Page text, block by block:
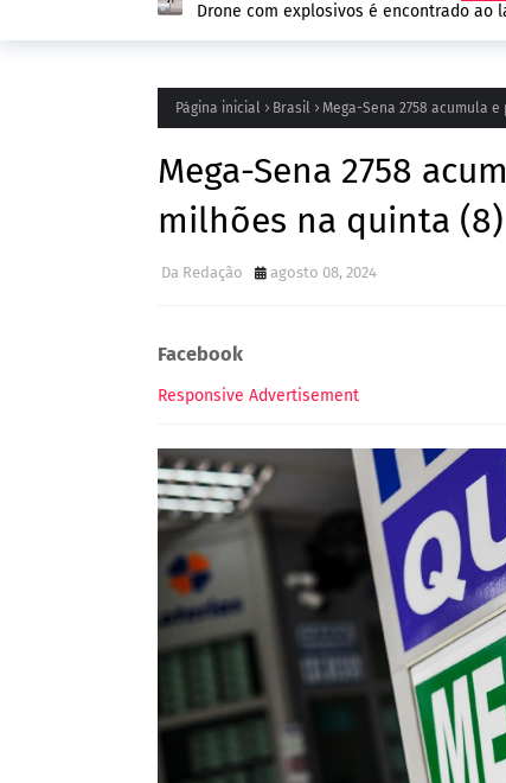
Drone com explosivos é encontrado ao
Página inicial Brasil Mega-Sena 2758 acumula
Mega-Sena 2758
milhões na quinta (8)
Da Redação agosto 08, 2024
Facebook
Responsive Advertisement